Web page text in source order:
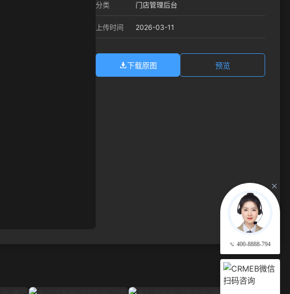
400-8888-794
分类 门店管理后台
上传时间 2026-03-11
下载原图 预览
查看更多 →